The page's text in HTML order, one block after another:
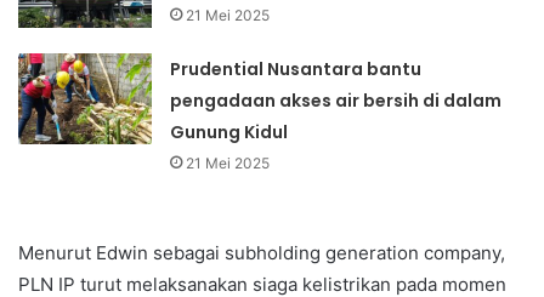
21 Mei 2025
Prudential Nusantara bantu
pengadaan akses air bersih di dalam
Gunung Kidul
21 Mei 2025
Menurut Edwin sebagai subholding generation company,
PLN IP turut melaksanakan siaga kelistrikan pada momen